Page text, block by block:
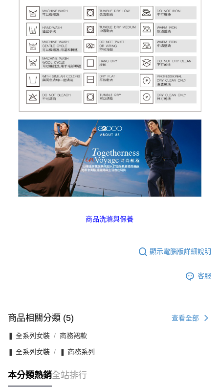
商品洗滌與保養
顯示電腦版詳細說明
客服
商品相關分類 (5) 查看全部
❚ 全系列女裝 商務裙款
❚ 全系列女裝 ❚ 商務系列
本分類熱銷全站排行